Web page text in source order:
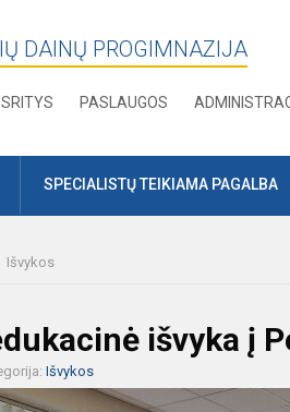
DAINŲ PROGIMNAZIJA
PASLAUGOS
SPECIALISTŲ TEIKIAMA PAGALBA
Išvykos
išvyka į
Išvykos